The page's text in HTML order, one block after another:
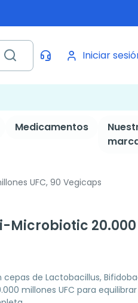
Iniciar
Medicamentos
UFC, 90 Vegicaps
Microbiotic
de Lactobacillus,
millones UFC para